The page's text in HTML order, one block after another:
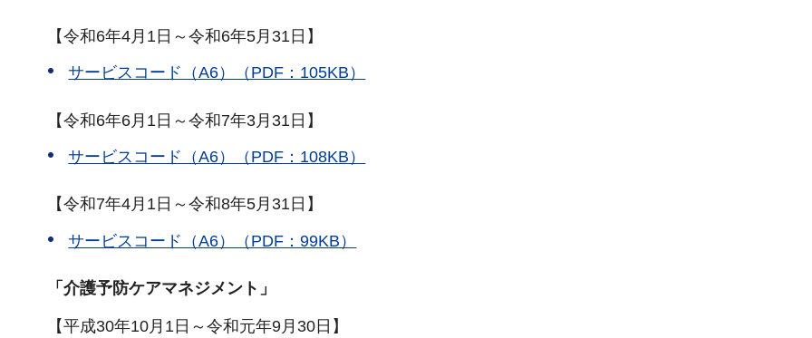
【令和6年4月1日～令和6年5月31日】
サービスコード（A6）（PDF：105KB）
【令和6年6月1日～令和7年3月31日】
サービスコード（A6）（PDF：108KB）
【令和7年4月1日～令和8年5月31日】
サービスコード（A6）（PDF：99KB）
「介護予防ケアマネジメント」
【平成30年10月1日～令和元年9月30日】